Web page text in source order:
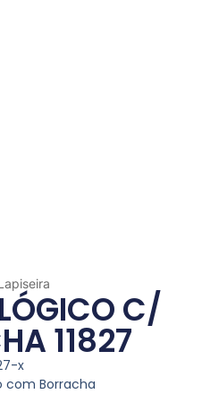
C/
11827
x
com Borracha